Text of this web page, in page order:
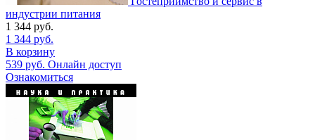
индустрии питания
1 344 руб.
1 344 руб.
В корзину
539 руб. Онлайн доступ
Ознакомиться